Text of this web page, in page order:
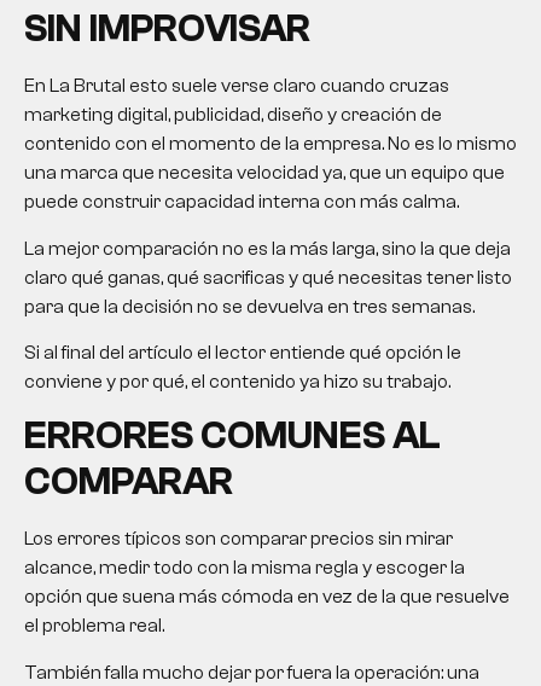
SIN IMPROVISAR
En La Brutal esto suele verse claro cuando cruzas
marketing digital, publicidad, diseño y creación de
contenido con el momento de la empresa. No es lo mismo
una marca que necesita velocidad ya, que un equipo que
puede construir capacidad interna con más calma.
La mejor comparación no es la más larga, sino la que deja
claro qué ganas, qué sacrificas y qué necesitas tener listo
para que la decisión no se devuelva en tres semanas.
Si al final del artículo el lector entiende qué opción le
conviene y por qué, el contenido ya hizo su trabajo.
ERRORES COMUNES AL
COMPARAR
Los errores típicos son comparar precios sin mirar
alcance, medir todo con la misma regla y escoger la
opción que suena más cómoda en vez de la que resuelve
el problema real.
También falla mucho dejar por fuera la operación: una